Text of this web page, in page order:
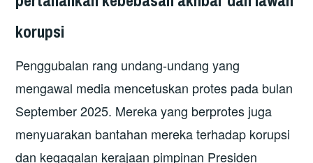
korupsi
Penggubalan rang undang-undang yang
mengawal media mencetuskan protes pada bulan
September 2025. Mereka yang berprotes juga
menyuarakan bantahan mereka terhadap korupsi
dan kegagalan kerajaan pimpinan Presiden